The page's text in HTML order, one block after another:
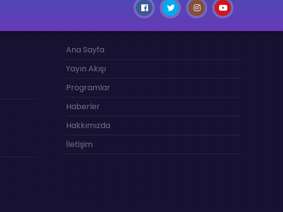
Ana Sayfa
Yayın Akışı
Programlar
Haberler
Hakkımızda
İletişim